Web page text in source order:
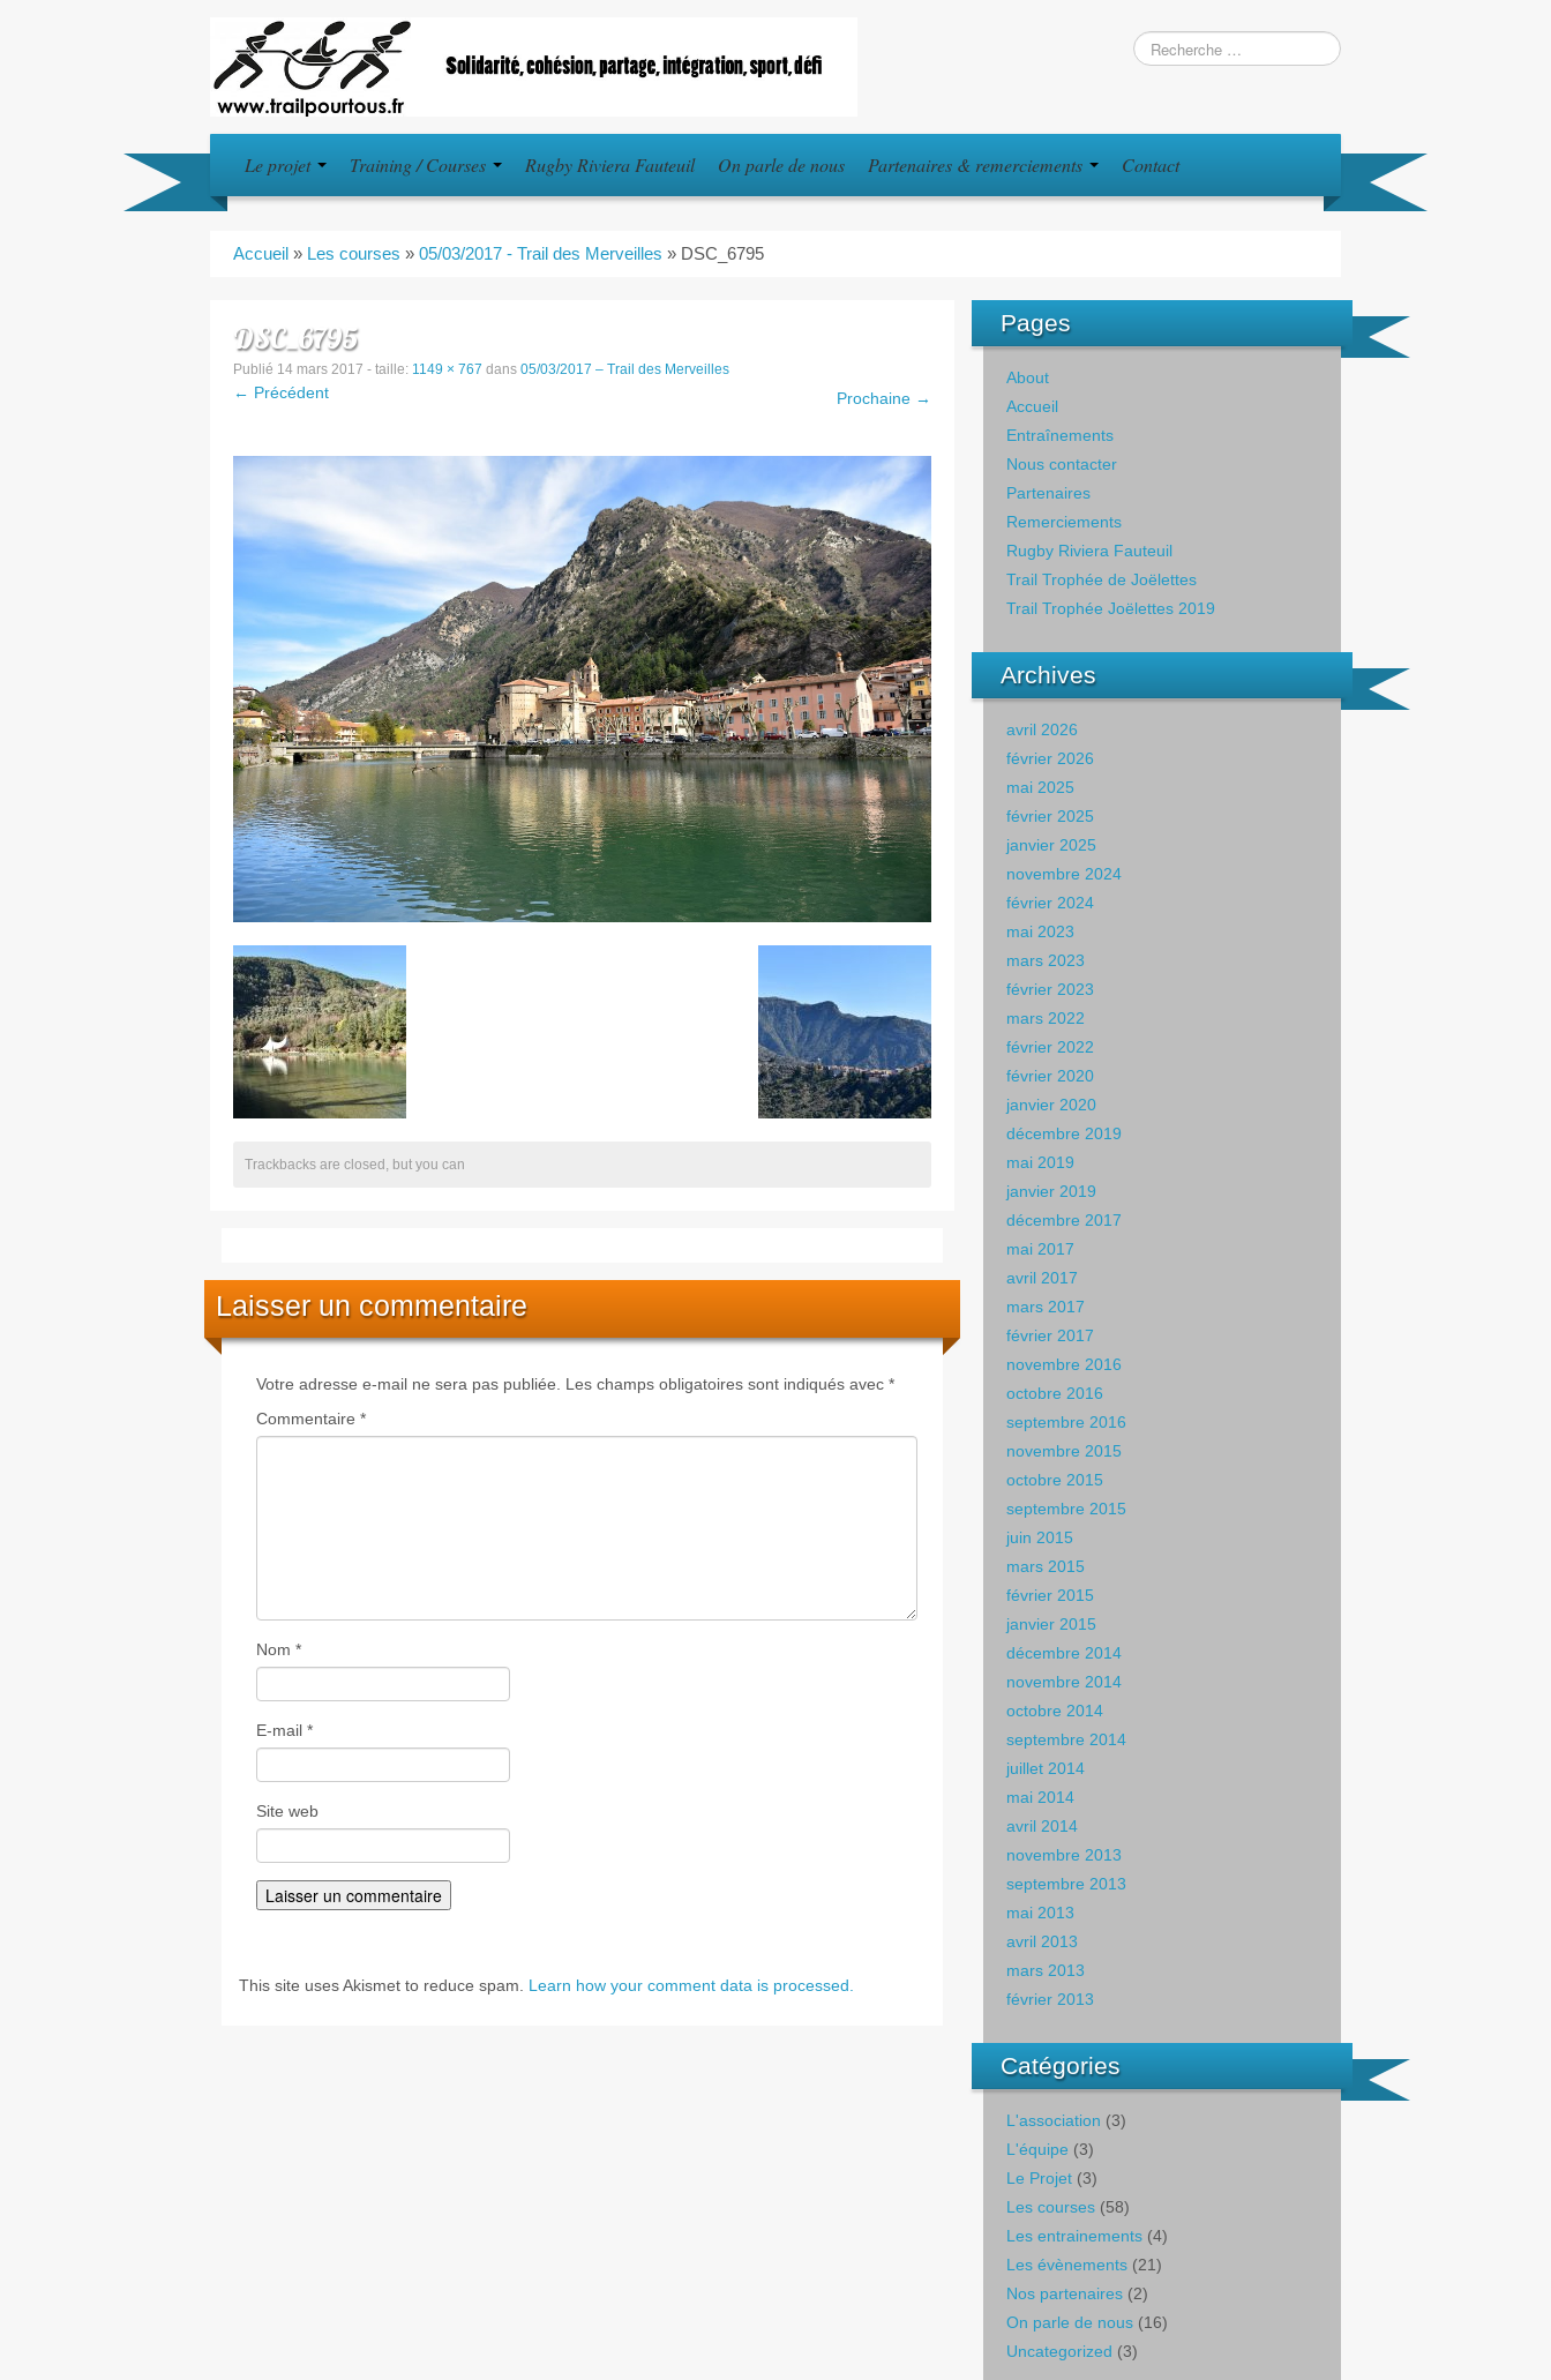
Le projet Training / Courses Rugby Riviera Fauteuil On parle de nous Partenaires & remerciements Contact
Accueil » Les courses » 05/03/2017 - Trail des Merveilles » DSC_6795
DSC_6795
Publié 14 mars 2017 - taille: 1149 × 767 dans 05/03/2017 – Trail des Merveilles
← Précédent Prochaine →
Trackbacks are closed, but you can
Laisser un commentaire
Votre adresse e-mail ne sera pas publiée. Les champs obligatoires sont indiqués avec *
Commentaire *
Nom *
E-mail *
Site web
This site uses Akismet to reduce spam. Learn how your comment data is processed.
Pages
About
Accueil
Entraînements
Nous contacter
Partenaires
Remerciements
Rugby Riviera Fauteuil
Trail Trophée de Joëlettes
Trail Trophée Joëlettes 2019
Archives
avril 2026
février 2026
mai 2025
février 2025
janvier 2025
novembre 2024
février 2024
mai 2023
mars 2023
février 2023
mars 2022
février 2022
février 2020
janvier 2020
décembre 2019
mai 2019
janvier 2019
décembre 2017
mai 2017
avril 2017
mars 2017
février 2017
novembre 2016
octobre 2016
septembre 2016
novembre 2015
octobre 2015
septembre 2015
juin 2015
mars 2015
février 2015
janvier 2015
décembre 2014
novembre 2014
octobre 2014
septembre 2014
juillet 2014
mai 2014
avril 2014
novembre 2013
septembre 2013
mai 2013
avril 2013
mars 2013
février 2013
Catégories
L'association (3)
L'équipe (3)
Le Projet (3)
Les courses (58)
Les entrainements (4)
Les évènements (21)
Nos partenaires (2)
On parle de nous (16)
Uncategorized (3)